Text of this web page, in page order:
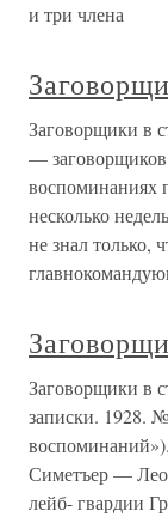
и три члена
Заговорщики в
—
воспоминаниях
несколько
не знал только,
Заговорщики в
записки. 1928.
Симетъер —
лейб- гвардии